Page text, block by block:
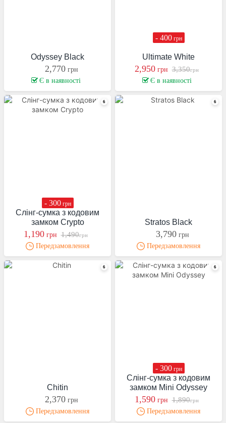
Odyssey Black
2,770 грн
Є в наявності
Ultimate White
2,950грн 3,350грн
- 400грн
Є в наявності
Слінг-сумка з кодовим
замком Crypto
1,190грн 1,490грн
- 300грн
Передзамовлення
Stratos Black
3,790 грн
Передзамовлення
Chitin
2,370 грн
Передзамовлення
Слінг-сумка з кодовим
замком Mini Odyssey
1,590грн 1,890грн
- 300грн
Передзамовлення